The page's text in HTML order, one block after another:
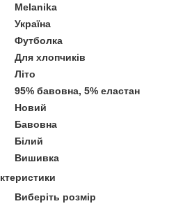
Melanika
Україна
Футболка
Для хлопчиків
Літо
95% бавовна, 5% еластан
Новий
Бавовна
Білий
Вишивка
Виберіть розмір